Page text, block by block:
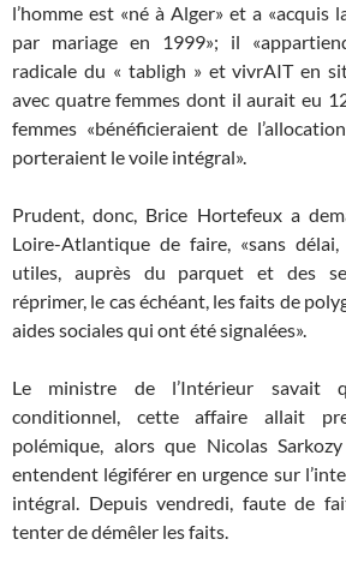
l’homme est «né à Alger» et a «acquis
par mariage en 1999»; il
radicale du « tabligh » et vivrAIT en
avec quatre femmes dont il aurait eu
femmes «bénéficieraient de
porteraient le voile intégral».
Prudent, donc, Brice Hortefeux a
Loire-Atlantique de faire, «sans
utiles, auprès du parquet et des
réprimer, le cas échéant, les faits de
aides sociales qui ont été signalées».
Le ministre de l’Intérieur savait
conditionnel, cette affaire allait
polémique, alors que Nicolas
entendent légiférer en urgence sur
intégral. Depuis vendredi, faute de
tenter de démêler les faits.